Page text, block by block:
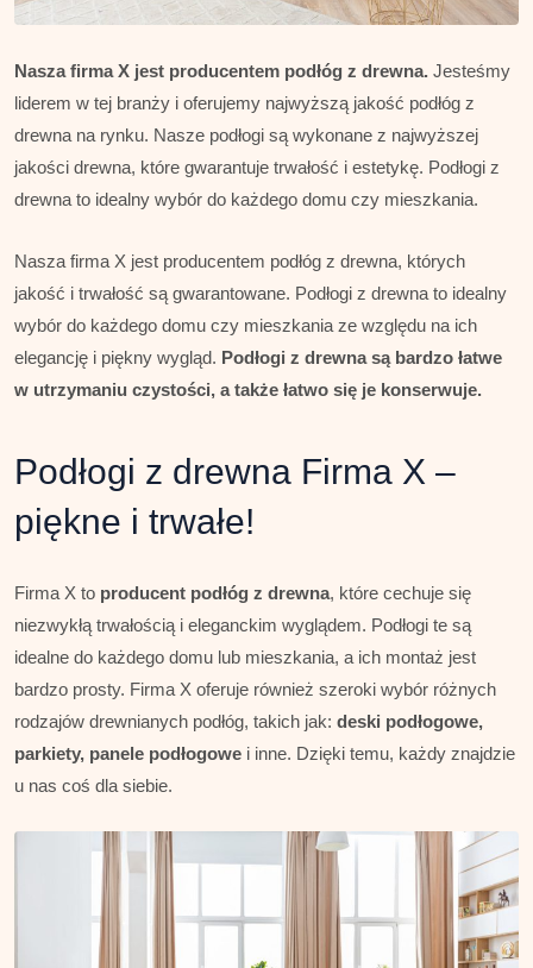
Nasza firma X jest producentem podłóg z drewna. Jesteśmy
liderem w tej branży i oferujemy najwyższą jakość podłóg z
drewna na rynku. Nasze podłogi są wykonane z najwyższej
jakości drewna, które gwarantuje trwałość i estetykę. Podłogi z
drewna to idealny wybór do każdego domu czy mieszkania.
Nasza firma X jest producentem podłóg z drewna, których
jakość i trwałość są gwarantowane. Podłogi z drewna to idealny
wybór do każdego domu czy mieszkania ze względu na ich
elegancję i piękny wygląd. Podłogi z drewna są bardzo łatwe
w utrzymaniu czystości, a także łatwo się je konserwuje.
Podłogi z drewna Firma X –
piękne i trwałe!
Firma X to producent podłóg z drewna, które cechuje się
niezwykłą trwałością i eleganckim wyglądem. Podłogi te są
idealne do każdego domu lub mieszkania, a ich montaż jest
bardzo prosty. Firma X oferuje również szeroki wybór różnych
rodzajów drewnianych podłóg, takich jak: deski podłogowe,
parkiety, panele podłogowe i inne. Dzięki temu, każdy znajdzie
u nas coś dla siebie.